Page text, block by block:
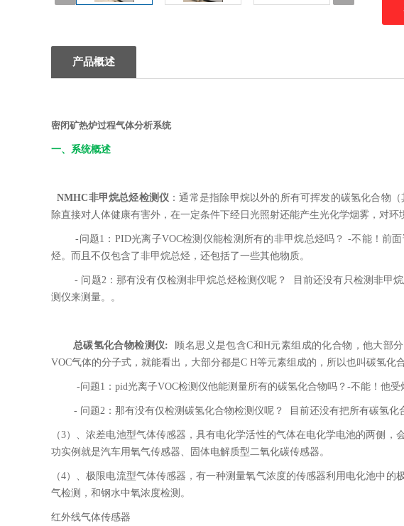
产品概述
密闭矿热炉过程气体分析系统
一、系统概述
NMHC非甲烷总烃检测仪 ：通常是指除甲烷以外的所有可挥发的碳氢化合物
除直接对人体健康有害外，在一定条件下经日光照射还能产生光化学烟雾，对
-问题1：PID光离子VOC检测仪能检测所有的非甲烷总烃吗？ -不能！前面
烃。而且不仅包含了非甲烷总烃，还包括了一些其他物质。
- 问题2：那有没有仅检测非甲烷总烃检测仪呢？ 目前还没有只检测非甲烷
测仪来测量。。
总碳氢化合物检测仪: 顾名思义是包含C和H元素组成的化合物，他大部
VOC气体的分子式，就能看出，大部分都是C H等元素组成的，所以也叫碳氢化
-问题1：pid光离子VOC检测仪他能测量所有的碳氢化合物吗？-不能！他受
- 问题2：那有没有仅检测碳氢化合物检测仪呢？ 目前还没有把所有碳氢化
（3）、浓差电池型气体传感器，具有电化学活性的气体在电化学电池的两侧
功实例就是汽车用氧气传感器、固体电解质型二氧化碳传感器。
（4）、极限电流型气体传感器，有一种测量氧气浓度的传感器利用电化池中
气检测，和钢水中氧浓度检测。
红外线气体传感器